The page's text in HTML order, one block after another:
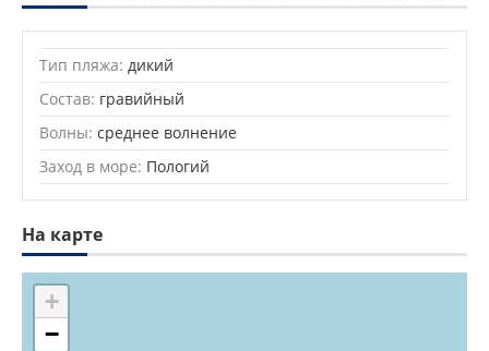
Тип пляжа: дикий
Состав: гравийный
Волны: среднее волнение
Заход в море: Пологий
На карте
+
−